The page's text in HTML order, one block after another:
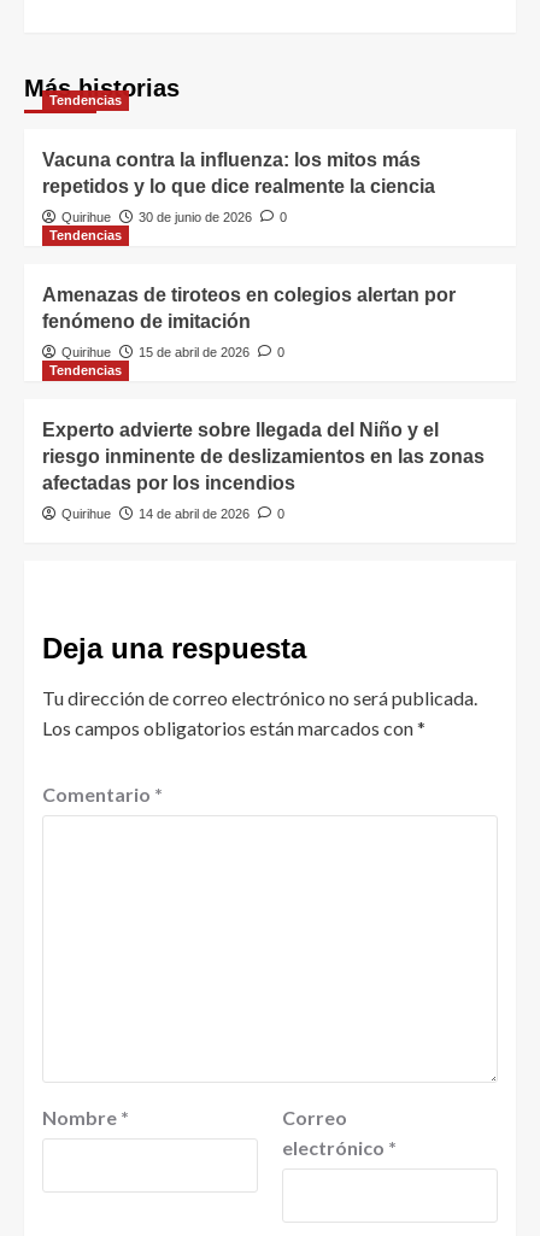
Más historias
Tendencias
Vacuna contra la influenza: los mitos más
repetidos y lo que dice realmente la ciencia
Quirihue 30 de junio de 2026
0
Tendencias
Amenazas de tiroteos en colegios alertan por
fenómeno de imitación
Quirihue 15 de abril de 2026
0
Tendencias
Experto advierte sobre llegada del Niño y el
riesgo inminente de deslizamientos en las zonas
afectadas por los incendios
Quirihue 14 de abril de 2026 0
Deja una respuesta
Tu dirección de correo electrónico no será publicada.
Los campos obligatorios están marcados con*
Comentario *
Nombre *
Correo
electrónico *